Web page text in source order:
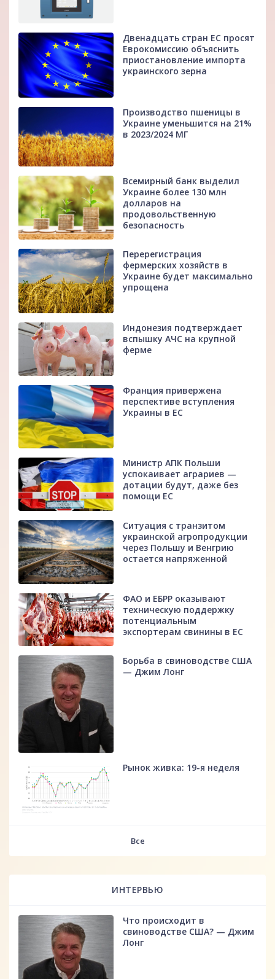
Двенадцать стран ЕС просят
Еврокомиссию объяснить
приостановление импорта
украинского зерна
Производство пшеницы в
Украине уменьшится на 21%
в 2023/2024 МГ
Всемирный банк выделил
Украине более 130 млн
долларов на
продовольственную
безопасность
Перерегистрация
фермерских хозяйств в
Украине будет максимально
упрощена
Индонезия подтверждает
вспышку АЧС на крупной
ферме
Франция привержена
перспективе вступления
Украины в ЕС
Министр АПК Польши
успокаивает аграриев —
дотации будут, даже без
помощи ЕС
Ситуация с транзитом
украинской агропродукции
через Польшу и Венгрию
остается напряженной
ФАО и ЕБРР оказывают
техническую поддержку
потенциальным
экспортерам свинины в ЕС
Борьба в свиноводстве США
— Джим Лонг
Рынок живка: 19-я неделя
Все
ИНТЕРВЬЮ
Что происходит в
свиноводстве США? — Джим
Лонг